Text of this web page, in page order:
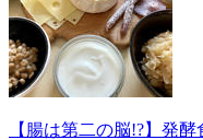
【腸は第二の脳!?】発